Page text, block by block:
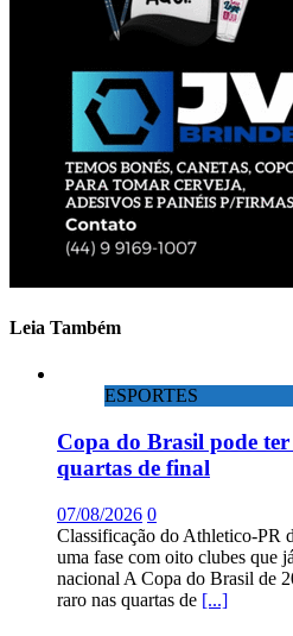
Leia Também
ESPORTES
Copa do Brasil pode ter
quartas de final
07/08/2026 0
Classificação do Athletico-PR
uma fase com oito clubes que
nacional A Copa do Brasil de
raro nas quartas de [...]